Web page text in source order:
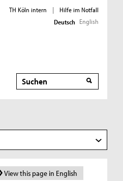
TH Köln intern |
Hilfe im Notfall
Deutsch English
Suche
View this page in English